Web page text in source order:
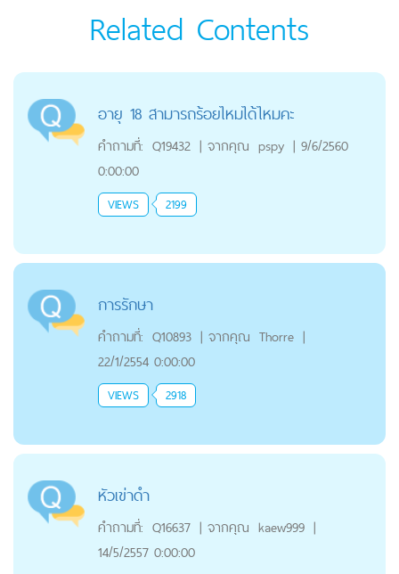
Related Contents
อายุ 18 สามารถร้อยไหมได้ไหมคะ
คำถามที่: Q19432 | จากคุณ pspy | 9/6/2560
0:00:00
VIEWS 2199
การรักษา
คำถามที่: Q10893 | จากคุณ Thorre |
22/1/2554 0:00:00
VIEWS 2918
หัวเข่าดำ
คำถามที่: Q16637 | จากคุณ kaew999 |
14/5/2557 0:00:00